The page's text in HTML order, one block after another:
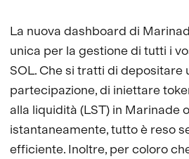
La nuova dashboard di
unica per la gestione di tutti i
SOL. Che si tratti di depositare
partecipazione, di iniettare
alla liquidità (LST) in Marinade
istantaneamente, tutto è reso
efficiente. Inoltre, per coloro